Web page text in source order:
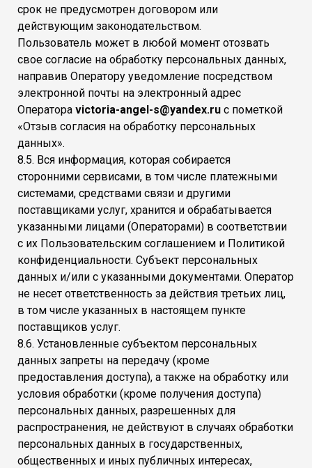
срок не предусмотрен договором или
действующим законодательством.
Пользователь может в любой момент отозвать
свое согласие на обработку персональных данных,
направив Оператору уведомление посредством
электронной почты на электронный адрес
Оператора victoria-angel-s@yandex.ru с пометкой
«Отзыв согласия на обработку персональных
данных».
8.5. Вся информация, которая собирается
сторонними сервисами, в том числе платежными
системами, средствами связи и другими
поставщиками услуг, хранится и обрабатывается
указанными лицами (Операторами) в соответствии
с их Пользовательским соглашением и Политикой
конфиденциальности. Субъект персональных
данных и/или с указанными документами. Оператор
не несет ответственность за действия третьих лиц,
в том числе указанных в настоящем пункте
поставщиков услуг.
8.6. Установленные субъектом персональных
данных запреты на передачу (кроме
предоставления доступа), а также на обработку или
условия обработки (кроме получения доступа)
персональных данных, разрешенных для
распространения, не действуют в случаях обработки
персональных данных в государственных,
общественных и иных публичных интересах,